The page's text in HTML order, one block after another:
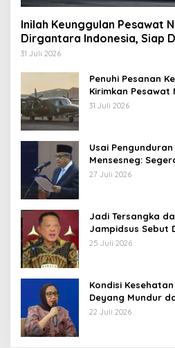
Inilah Keunggulan Pesawat
Dirgantara Indonesia, Siap
Operasi TNI
31 Juli 2026
Penuhi Pesanan
Kirimkan Pesawat
AU
31 Juli 2026
Usai
Mensesneg:
Pemberhentian
27 Juli 2026
Jadi Tersangka
Jampidsus Sebut
Kriminalisasi
25 Juli 2026
Kondisi
Deyang Mundur
Wamentan
22 Juli 2026